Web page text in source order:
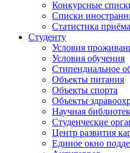
Конкурсные
Списки
Статистика приёма
Студенту
Условия
Условия обучения
Стипендиальное
Объекты питания
Объекты спорта
Объекты
Научная
Студенческие
Центр развития
Единое окно